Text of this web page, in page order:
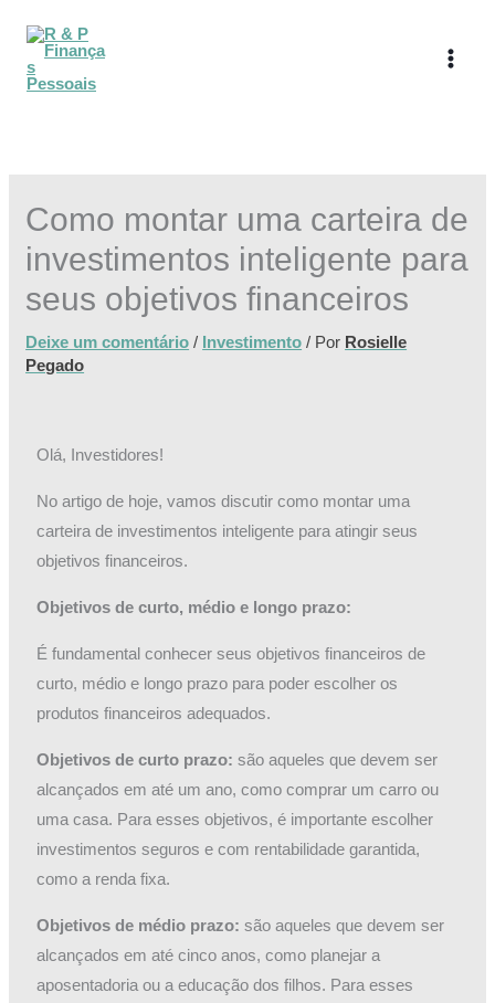
para
Como montar uma carteira de
investimentos inteligente para
seus objetivos financeiros
Deixe um comentário / Investimento / Por Rosielle
Pegado
Olá, Investidores!
No artigo de hoje, vamos discutir como montar uma
carteira de investimentos inteligente para atingir seus
objetivos financeiros.
Objetivos de curto, médio e longo prazo:
É fundamental conhecer seus objetivos financeiros de
curto, médio e longo prazo para poder escolher os
produtos financeiros adequados.
Objetivos de curto prazo: são aqueles que devem ser
alcançados em até um ano, como comprar um carro ou
uma casa. Para esses objetivos, é importante escolher
investimentos seguros e com rentabilidade garantida,
como a renda fixa.
Objetivos de médio prazo: são aqueles que devem ser
alcançados em até cinco anos, como planejar a
aposentadoria ou a educação dos filhos. Para esses